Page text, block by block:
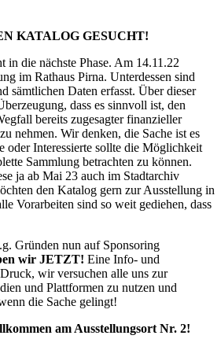
KATALOG GESUCHT!
in die nächste Phase. Am 14.11.22
im Rathaus Pirna. Unterdessen sind
sämtlichen Daten erfasst. Über dieser
dass es sinnvoll ist, den
bereits zugesagter finanzieller
nehmen. Wir denken, die Sache ist es
oder Interessierte sollte die Möglichkeit
Sammlung betrachten zu können.
ja ab Mai 23 auch im Stadtarchiv
den Katalog gern zur Ausstellung in
Vorarbeiten sind so weit gediehen, dass
Gründen nun auf Sponsoring
wir JETZT! Eine Info- und
wir versuchen alle uns zur
und Plattformen zu nutzen und
die Sache gelingt!
am Ausstellungsort Nr. 2!